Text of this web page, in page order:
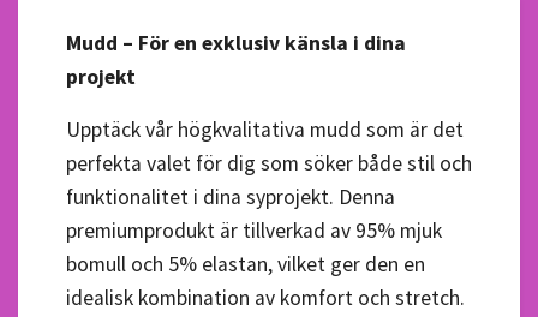
Mudd – För en exklusiv känsla i dina
projekt
Upptäck vår högkvalitativa mudd som är det
perfekta valet för dig som söker både stil och
funktionalitet i dina syprojekt. Denna
premiumprodukt är tillverkad av 95% mjuk
bomull och 5% elastan, vilket ger den en
idealisk kombination av komfort och stretch.